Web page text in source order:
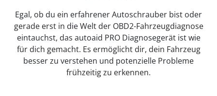
Egal, ob du ein erfahrener Autoschrauber bist oder
gerade erst in die Welt der OBD2-Fahrzeugdiagnose
eintauchst, das autoaid PRO Diagnosegerät ist wie
für dich gemacht. Es ermöglicht dir, dein Fahrzeug
besser zu verstehen und potenzielle Probleme
frühzeitig zu erkennen.